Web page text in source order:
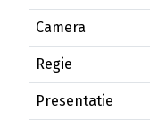
Camera
Regie
Presentatie